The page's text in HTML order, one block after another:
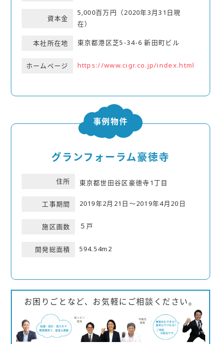
資本金
5,000百万円（2020年3月31日現
在）
本社所在地 東京都港区芝5-34-6 新田町ビル
ホームページ https://www.cigr.co.jp/index.html
事例物件
グランフォーラム豪徳寺
住所 東京都世田谷区豪徳寺1丁目
工事期間 2019年2月21日～2019年4月20日
施区画数 ５戸
開発総面積 594.54m2
お困りごとなど、お気軽にご相談ください。